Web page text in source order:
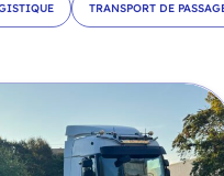
TRANSPORT DE